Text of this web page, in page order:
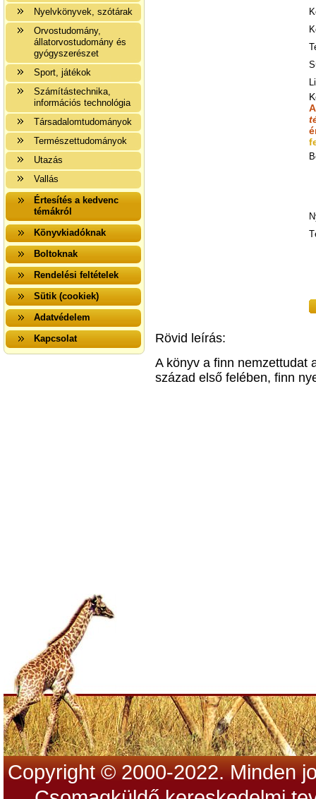
Nyelvkönyvek, szótárak
Orvostudomány,
állatorvostudomány és
gyógyszerészet
Sport, játékok
Számítástechnika,
információs technológia
Társadalomtudományok
Természettudományok
Utazás
Vallás
Értesítés a kedvenc
témákról
Könyvkiadóknak
Boltoknak
Rendelési feltételek
Sütik (cookiek)
Adatvédelem
Kapcsolat
Rövid leírás:
A könyv a finn nemzettudat
század első felében, finn
Copyright © 2000-2022. Minden